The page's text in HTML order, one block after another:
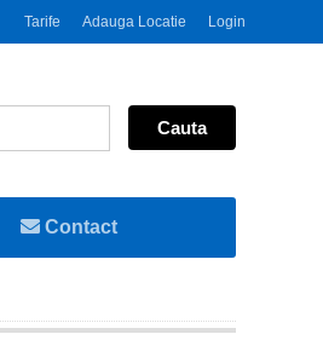
Tarife Adauga Locatie Login
Contact